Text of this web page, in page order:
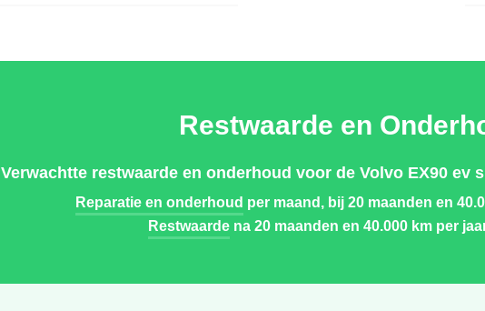
Restwaarde en
Verwachtte restwaarde en onderhoud voor de Volvo EX90 ev
Reparatie en onderhoud per maand, bij 20 maanden en
Restwaardena 20 maanden en 40.000 km per